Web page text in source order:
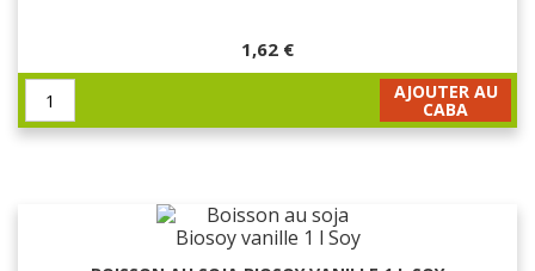
1,62 €
AJOUTER AU
CABA